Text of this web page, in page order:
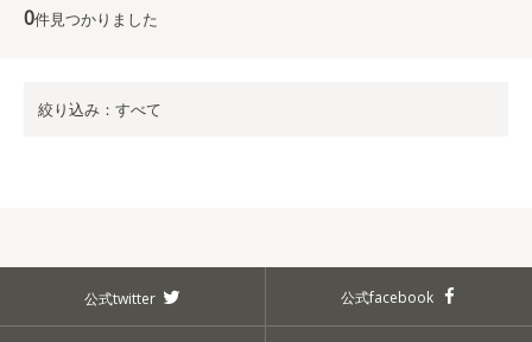
0件見つかりました
絞り込み：すべて
公式twitter 公式facebook